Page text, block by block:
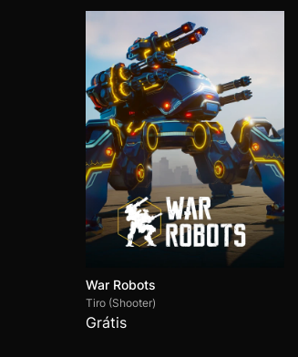
War Robots
Tiro (Shooter)
Grátis